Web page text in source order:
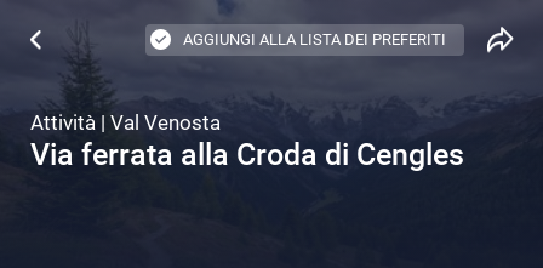
AGGIUNGI ALLA LISTA DEI PREFERITI
Attività | Val Venosta
Via ferrata alla Croda di Cengles